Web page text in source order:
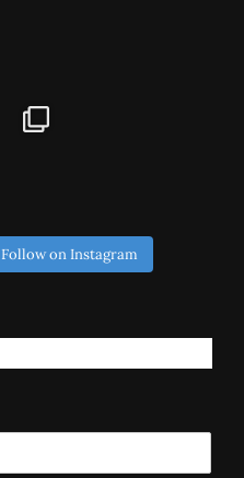
Follow on Instagram